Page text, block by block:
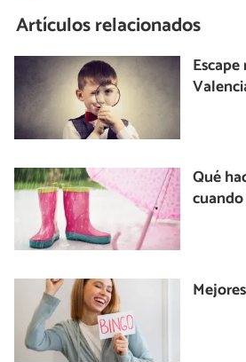
Artículos relacionados
Qué